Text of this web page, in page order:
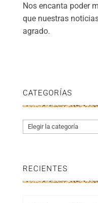
Nos encanta poder
que nuestras
agrado.
CATEGORÍAS
Categorías
RECIENTES